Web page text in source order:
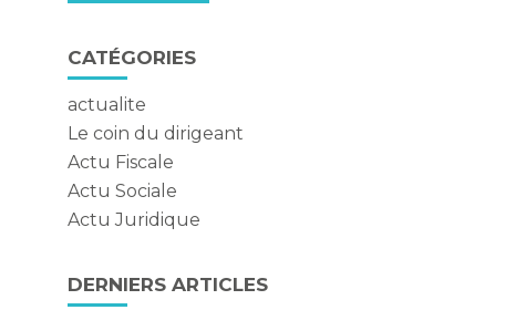
CATÉGORIES
actualite
Le coin du dirigeant
Actu Fiscale
Actu Sociale
Actu Juridique
DERNIERS ARTICLES